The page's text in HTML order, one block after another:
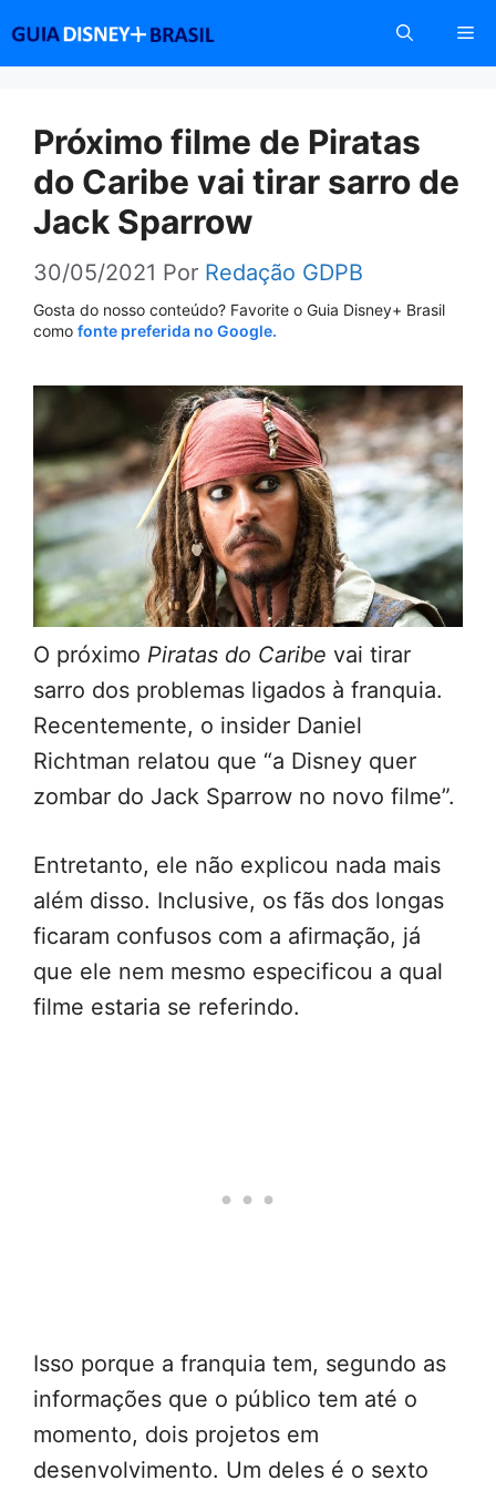
conteúdo
Próximo filme de Piratas
do Caribe vai tirar sarro de
Jack Sparrow
30/05/2021 Por Redação GDPB
Gosta do nosso conteúdo? Favorite o Guia Disney+ Brasil
como fonte preferida no Google.
O próximo Piratas do Caribe vai tirar
sarro dos problemas ligados à franquia.
Recentemente, o insider Daniel
Richtman relatou que “a Disney quer
zombar do Jack Sparrow no novo filme”.
Entretanto, ele não explicou nada mais
além disso. Inclusive, os fãs dos longas
ficaram confusos com a afirmação, já
que ele nem mesmo especificou a qual
filme estaria se referindo.
Isso porque a franquia tem, segundo as
informações que o público tem até o
momento, dois projetos em
desenvolvimento. Um deles é o sexto